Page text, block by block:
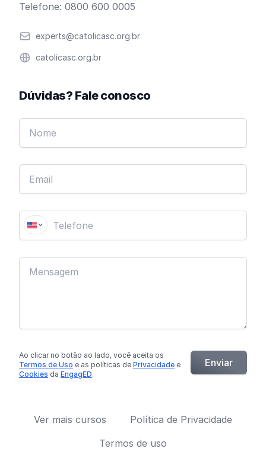
Telefone: 0800 600 0005
Emailexperts@catolicasc.org.br
Websitecatolicasc.org.br
Dúvidas? Fale conosco
Ao clicar no botão ao lado, você aceita os
Termos de Uso e as políticas de Privacidade e
Cookies da EngagED.
Enviar
Ver mais cursos
Política de Privacidade
Termos de uso